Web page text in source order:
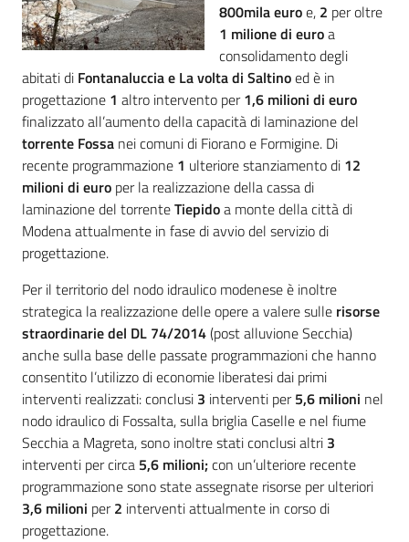
800mila euroe, 2 per oltre
1 milione di euroa
consolidamento degli
abitati di Fontanaluccia e La volta di Saltinoed è in
progettazione 1 altro intervento per1,6 milioni di euro
finalizzato all’aumento della capacità di laminazione del
torrente Fossa nei comuni di Fiorano e Formigine. Di
recente programmazione 1 ulteriore stanziamento di 12
milioni di euro per la realizzazione della cassa di
laminazione del torrenteTiepidoa monte della città di
Modena attualmente in fase di avvio del servizio di
progettazione.
Per il territorio del nodo idraulico modenese è inoltre
strategica la realizzazione delle opere a valere sulle risorse
straordinarie del DL 74/2014(post alluvione Secchia)
anche sulla base delle passate programmazioni che hanno
consentito l’utilizzo di economie liberatesi dai primi
interventi realizzati: conclusi 3 interventi per5,6 milioni nel
nodo idraulico di Fossalta, sulla briglia Caselle e nel fiume
Secchia a Magreta, sono inoltre stati conclusi altri 3
interventi per circa 5,6 milioni;con un’ulteriore recente
programmazione sono state assegnate risorse per ulteriori
3,6 milioni per2 interventi attualmente in corso di
progettazione.